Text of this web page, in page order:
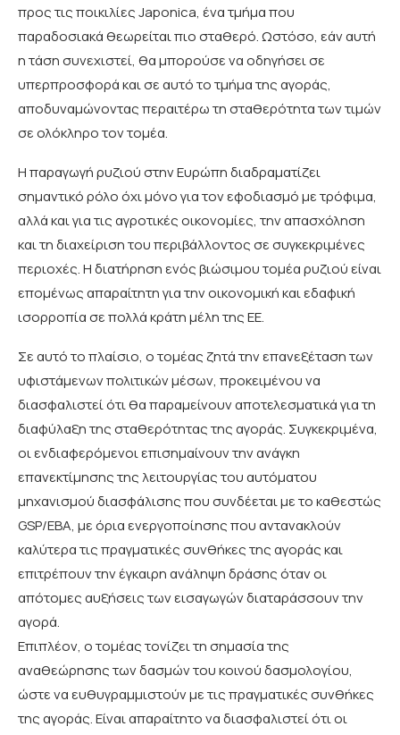
προς τις ποικιλίες Japonica, ένα τμήμα που
παραδοσιακά θεωρείται πιο σταθερό. Ωστόσο, εάν αυτή
η τάση συνεχιστεί, θα μπορούσε να οδηγήσει σε
υπερπροσφορά και σε αυτό το τμήμα της αγοράς,
αποδυναμώνοντας περαιτέρω τη σταθερότητα των τιμών
σε ολόκληρο τον τομέα.
Η παραγωγή ρυζιού στην Ευρώπη διαδραματίζει
σημαντικό ρόλο όχι μόνο για τον εφοδιασμό με τρόφιμα,
αλλά και για τις αγροτικές οικονομίες, την απασχόληση
και τη διαχείριση του περιβάλλοντος σε συγκεκριμένες
περιοχές. Η διατήρηση ενός βιώσιμου τομέα ρυζιού είναι
επομένως απαραίτητη για την οικονομική και εδαφική
ισορροπία σε πολλά κράτη μέλη της ΕΕ.
Σε αυτό το πλαίσιο, ο τομέας ζητά την επανεξέταση των
υφιστάμενων πολιτικών μέσων, προκειμένου να
διασφαλιστεί ότι θα παραμείνουν αποτελεσματικά για τη
διαφύλαξη της σταθερότητας της αγοράς. Συγκεκριμένα,
οι ενδιαφερόμενοι επισημαίνουν την ανάγκη
επανεκτίμησης της λειτουργίας του αυτόματου
μηχανισμού διασφάλισης που συνδέεται με το καθεστώς
GSP/EBA, με όρια ενεργοποίησης που αντανακλούν
καλύτερα τις πραγματικές συνθήκες της αγοράς και
επιτρέπουν την έγκαιρη ανάληψη δράσης όταν οι
απότομες αυξήσεις των εισαγωγών διαταράσσουν την
αγορά.
Επιπλέον, ο τομέας τονίζει τη σημασία της
αναθεώρησης των δασμών του κοινού δασμολογίου,
ώστε να ευθυγραμμιστούν με τις πραγματικές συνθήκες
της αγοράς. Είναι απαραίτητο να διασφαλιστεί ότι οι